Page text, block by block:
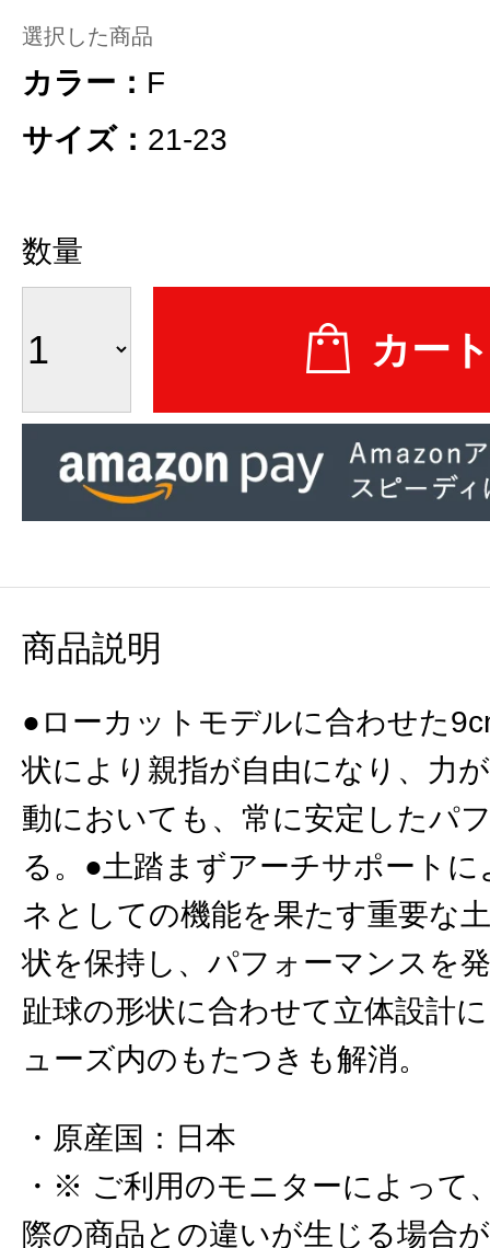
選択した商品
カラー： F
サイズ： 21-23
数量
商品説明
●ローカットモデルに合わせた
状により親指が自由になり、力
動においても、常に安定したパ
る。●土踏まずアーチサポート
ネとしての機能を果たす重要な
状を保持し、パフォーマンスを
趾球の形状に合わせて立体設計
ューズ内のもたつきも解消。
原産国 ： 日本
※ ご利用のモニターによって
際の商品との違いが生じる場合